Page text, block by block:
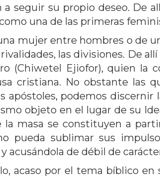
seguir su propio deseo. De
una de las primeras
mujer entre hombres o de
las divisiones. De
(Chiwetel Ejiofor), quien la
cristiana. No obstante las
apóstoles, podemos
objeto en el lugar de su
la masa se constituyen a
pueda sublimar sus
acusándola de débil de
acaso por el tema bíblico